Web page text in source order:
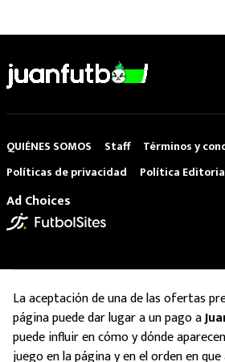
QUIÉNES SOMOS Staff
Términos y
Políticas de privacidad
Política
Ad Choices
La aceptación de una de las ofertas
página puede dar lugar a un pago a
puede influir en cómo y dónde
juego en la página y en el orden en